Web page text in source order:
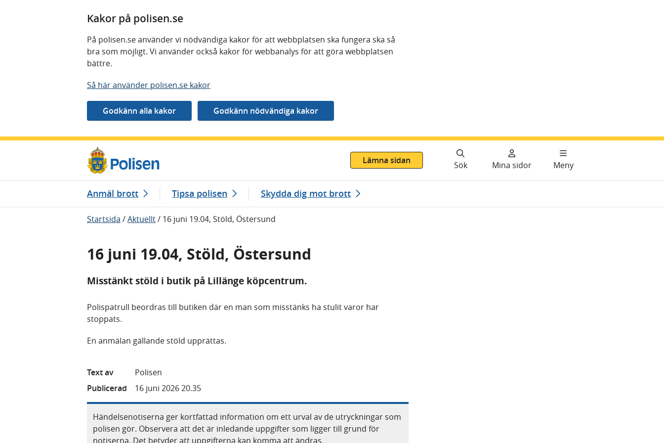
Kakor på polisen.se
På polisen.se använder vi nödvändiga kakor för att webbplatsen ska fungera ska så
bra som möjligt. Vi använder också kakor för webbanalys för att göra webbplatsen
bättre.
Så här använder polisen.se kakor
Lämna sidan
Sök Mina sidor Meny
Anmäl brott Tipsa polisen Skydda dig mot brott
Startsida /Aktuellt/ 16 juni 19.04, Stöld, Östersund
16 juni 19.04, Stöld, Östersund
Misstänkt stöld i butik på Lillänge köpcentrum.
Polispatrull beordras till butiken där en man som misstänks ha stulit varor har
stoppats.
En anmälan gällande stöld upprättas.
Text av
Polisen
Publicerad
16 juni 2026 20.35
Händelsenotiserna ger kortfattad information om ett urval av de utryckningar som
polisen gör. Observera att det är inledande uppgifter som ligger till grund för
notiserna. Det betyder att uppgifterna kan komma att ändras.